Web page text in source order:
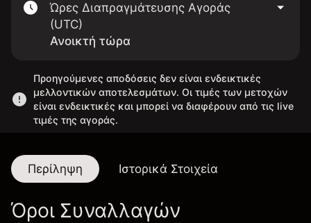
Ώρες Διαπραγμάτευσης Αγοράς
(UTC)
Ανοικτή τώρα
Προηγούμενες αποδόσεις δεν είναι ενδεικτικές
μελλοντικών αποτελεσμάτων. Οι τιμές των μετοχών
είναι ενδεικτικές και μπορεί να διαφέρουν από τις live
τιμές της αγοράς.
Περίληψη Ιστορικά Στοιχεία
Όροι Συναλλαγών